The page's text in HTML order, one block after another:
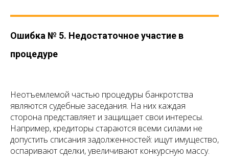
Ошибка № 5. Недостаточное участие в
процедуре
Неотъемлемой частью процедуры банкротства
являются судебные заседания. На них каждая
сторона представляет и защищает свои интересы.
Например, кредиторы стараются всеми силами не
допустить списания задолженностей: ищут имущество,
оспаривают сделки, увеличивают конкурсную массу.